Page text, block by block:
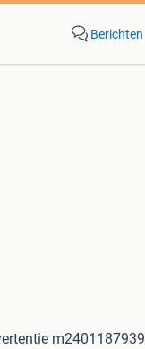
Berichten
m2401187939